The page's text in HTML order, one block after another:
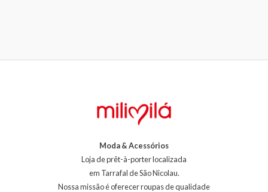
Moda & Acessórios
Loja de prêt-à-porter localizada
em Tarrafal de São Nicolau.
Nossa missão é oferecer roupas de qualidade